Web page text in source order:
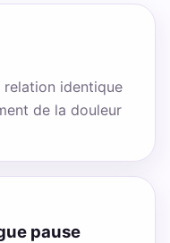
relation identique
de la douleur
pause